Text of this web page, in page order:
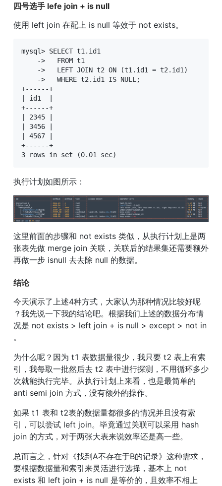
四号选手 lefe join + is null
使用 left join 在配上 is null 等效于 not exists。
mysql> SELECT t1.id1
->   FROM t1
->   LEFT JOIN t2 ON (t1.id1 = t2.id1)
->   WHERE t2.id1 IS NULL;
+------+
| id1  |
+------+
| 2345 |
| 3456 |
| 4567 |
+------+
3 rows in set (0.01 sec)
执行计划如图所示：
这里前面的步骤和 not exists 类似，从执行计划上是两
张表先做 merge join 关联，关联后的结果集还需要额外
再做一步 isnull 去去除 null 的数据。
结论
今天演示了上述4种方式，大家认为那种情况比较好呢
？我先说一下我的结论吧。根据我们上述的数据分布情
况是 not exists > left join + is null > except > not in
。
为什么呢？因为 t1 表数据量很少，我只要 t2 表上有索
引，我每取一批然后去 t2 表中进行探测，不用循环多少
次就能执行完毕。从执行计划上来看，也是最简单的
anti semi join 方式，没有额外的操作。
如果 t1 表和 t2表的数据量都很多的情况并且没有索
引，可以尝试 left join。毕竟通过关联可以采用 hash
join 的方式，对于两张大表来说效率还是高一些。
总而言之，针对《找到A不存在于B的记录》这种需求，
要根据数据量和索引来灵活进行选择，基本上 not
exists 和 left join + is null 是等价的，且效率不相上